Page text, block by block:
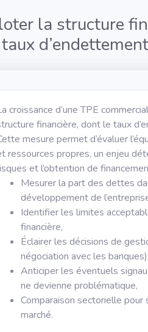
la structure
d’endettement
croissance d’une TPE
financière, dont le taux
mesure permet d’évaluer
ressources propres, un enjeu
et l’obtention de
Mesurer la part des dettes
développement de
Identifier les limites
financière,
Éclairer les décisions de
négociation avec les banques),
Anticiper les éventuels
ne devienne problématique,
Comparaison sectorielle pour
marché.